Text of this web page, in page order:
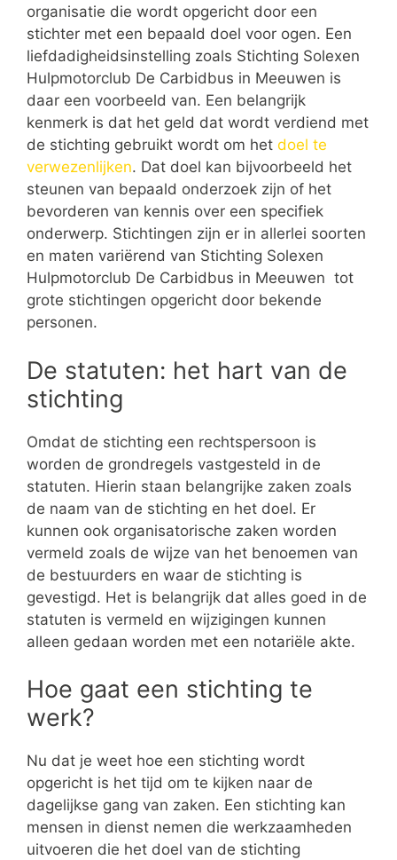
organisatie die wordt opgericht door een
stichter met een bepaald doel voor ogen. Een
liefdadigheidsinstelling zoals Stichting Solexen
Hulpmotorclub De Carbidbus in Meeuwen is
daar een voorbeeld van. Een belangrijk
kenmerk is dat het geld dat wordt verdiend met
de stichting gebruikt wordt om het doel te
verwezenlijken. Dat doel kan bijvoorbeeld het
steunen van bepaald onderzoek zijn of het
bevorderen van kennis over een specifiek
onderwerp. Stichtingen zijn er in allerlei soorten
en maten variërend van Stichting Solexen
Hulpmotorclub De Carbidbus in Meeuwen tot
grote stichtingen opgericht door bekende
personen.
De statuten: het hart van de
stichting
Omdat de stichting een rechtspersoon is
worden de grondregels vastgesteld in de
statuten. Hierin staan belangrijke zaken zoals
de naam van de stichting en het doel. Er
kunnen ook organisatorische zaken worden
vermeld zoals de wijze van het benoemen van
de bestuurders en waar de stichting is
gevestigd. Het is belangrijk dat alles goed in de
statuten is vermeld en wijzigingen kunnen
alleen gedaan worden met een notariële akte.
Hoe gaat een stichting te
werk?
Nu dat je weet hoe een stichting wordt
opgericht is het tijd om te kijken naar de
dagelijkse gang van zaken. Een stichting kan
mensen in dienst nemen die werkzaamheden
uitvoeren die het doel van de stichting